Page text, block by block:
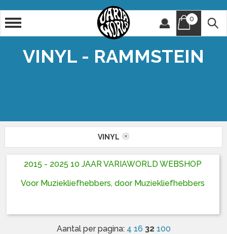
0
VINYL - RAMMSTEIN
VINYL
2015 - 2025 10 JAAR VARIAWORLD WEBSHOP
Voor Muziekliefhebbers, door Muziekliefhebbers
Aantal per pagina: 4 16 32 100